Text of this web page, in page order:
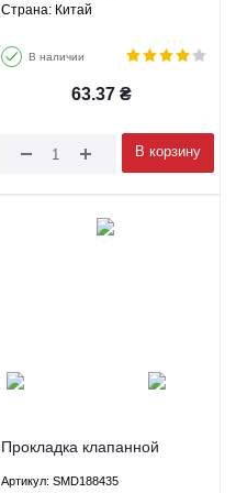
Страна: Китай
В наличии
63.37₴
В корзину
Прокладка клапанной
Артикул: SMD188435